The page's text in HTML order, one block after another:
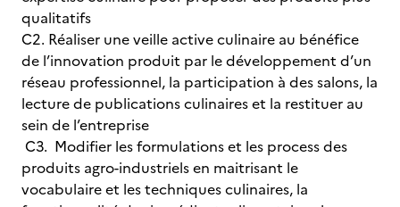
qualitatifs
C2. Réaliser une veille active culinaire au bénéfice
de l’innovation produit par le développement d’un
réseau professionnel, la participation à des salons, la
lecture de publications culinaires et la restituer au
sein de l’entreprise
C3. Modifier les formulations et les process des
produits agro-industriels en maitrisant le
vocabulaire et les techniques culinaires, la